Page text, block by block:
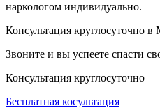
наркологом индивидуально.
Консультация круглосуточно в
Звоните и вы успеете спасти
Консультация круглосуточно
Бесплатная косультация